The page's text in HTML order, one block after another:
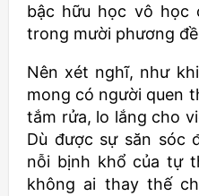
bậc hữu học vô học
trong mười phương
Nên xét nghĩ, như
mong có người quen
tắm rửa, lo lắng cho
Dù được sự săn sóc
nỗi bịnh khổ của tự
không ai thay thế